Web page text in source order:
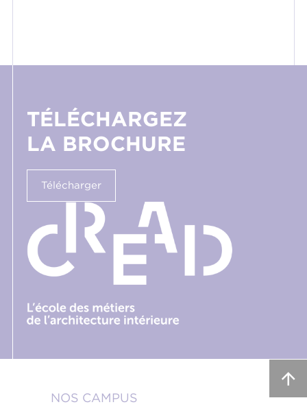
TÉLÉCHARGEZ
LA BROCHURE
Télécharger
NOS CAMPUS